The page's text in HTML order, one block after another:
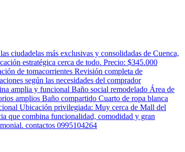
ciudadelas más exclusivas y consolidadas de Cuenca,
estratégica cerca de todo. Precio: $345.000
de tomacorrientes Revisión completa de
según las necesidades del comprador
amplia y funcional Baño social remodelado Área de
amplios Baño compartido Cuarto de ropa blanca
Ubicación privilegiada: Muy cerca de Mall del
que combina funcionalidad, comodidad y gran
contactos 0995104264